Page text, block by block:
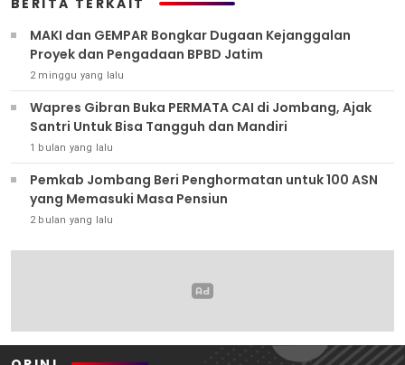
MAKI dan GEMPAR Bongkar Dugaan Kejanggalan
Proyek dan Pengadaan BPBD Jatim
2 minggu yang lalu
Wapres Gibran Buka PERMATA CAI di Jombang, Ajak
Santri Untuk Bisa Tangguh dan Mandiri
1 bulan yang lalu
Pemkab Jombang Beri Penghormatan untuk 100 ASN
yang Memasuki Masa Pensiun
2 bulan yang lalu